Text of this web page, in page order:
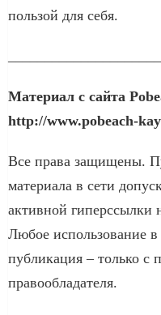
пользой для себя.
Материал с сайта
http://www.pobeach-
Все права защищены.
материала в сети
активной гиперссылки
Любое использование
публикация – только с
правообладателя.